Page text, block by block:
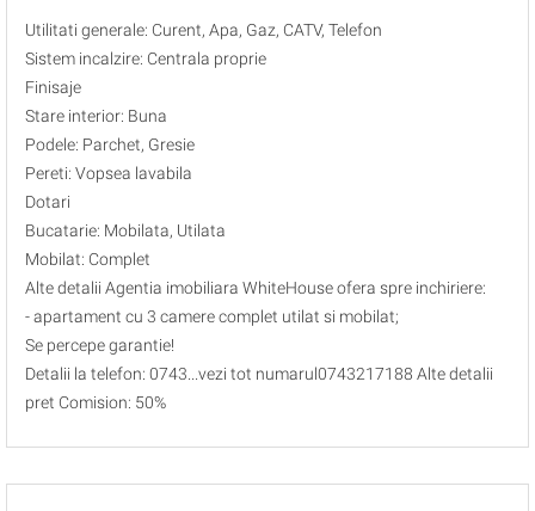
Utilitati generale: Curent, Apa, Gaz, CATV, Telefon
Sistem incalzire: Centrala proprie
Finisaje
Stare interior: Buna
Podele: Parchet, Gresie
Pereti: Vopsea lavabila
Dotari
Bucatarie: Mobilata, Utilata
Mobilat: Complet
Alte detalii Agentia imobiliara WhiteHouse ofera spre inchiriere:
- apartament cu 3 camere complet utilat si mobilat;
Se percepe garantie!
Detalii la telefon: 0743...vezi tot numarul0743217188 Alte detalii
pret Comision: 50%